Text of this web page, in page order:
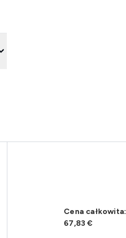
Cena całkowita:
67,83 €